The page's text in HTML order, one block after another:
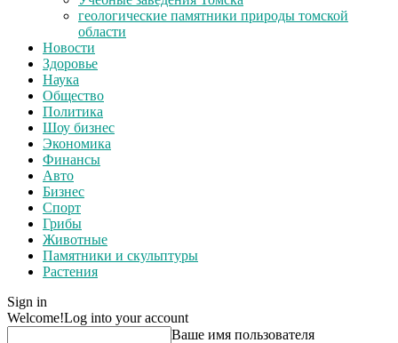
геологические памятники природы томской
области
Новости
Здоровье
Наука
Общество
Политика
Шоу бизнес
Экономика
Финансы
Авто
Бизнес
Спорт
Грибы
Животные
Памятники и скульптуры
Растения
Sign in
Welcome!Log into your account
Ваше имя пользователя